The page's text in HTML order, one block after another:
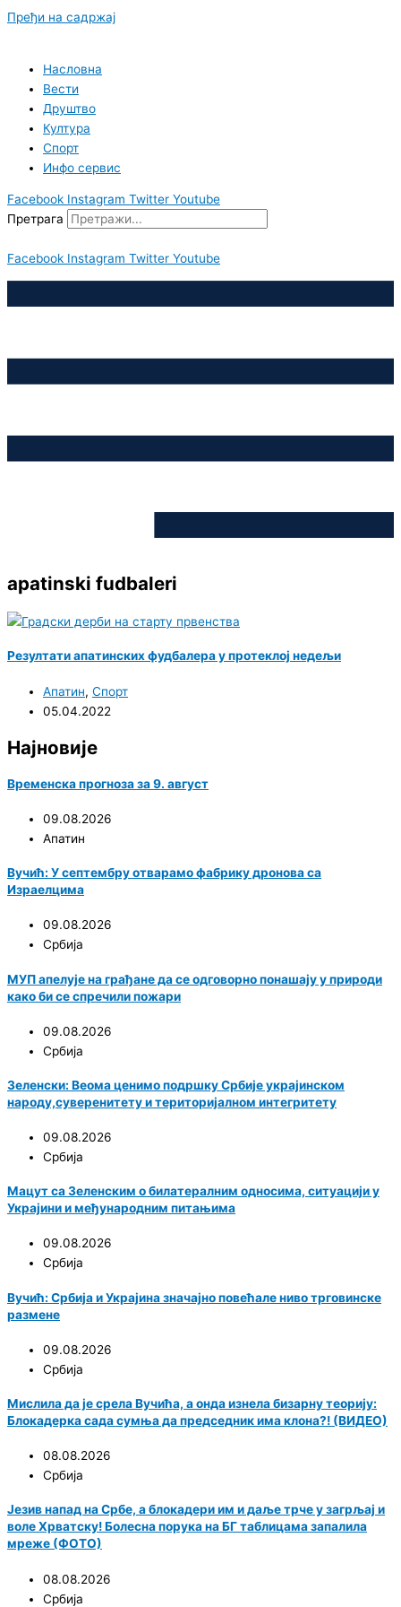
Пређи на садржај
Насловна
Вести
Друштво
Култура
Спорт
Инфо сервис
Facebook Instagram Twitter Youtube
Претрага
Facebook Instagram Twitter Youtube
apatinski fudbaleri
Резултати апатинских фудбалера у протеклој недељи
Апатин, Спорт
05.04.2022
Најновије
Временска прогноза за 9. август
09.08.2026
Апатин
Вучић: У септембру отварамо фабрику дронова са
Израелцима
09.08.2026
Србија
МУП апелује на грађане да се одговорно понашају у природи
како би се спречили пожари
09.08.2026
Србија
Зеленски: Веома ценимо подршку Србије украјинском
народу,суверенитету и територијалном интегритету
09.08.2026
Србија
Мацут са Зеленским о билатералним односима, ситуацији у
Украјини и међународним питањима
09.08.2026
Србија
Вучић: Србија и Украјина значајно повећале ниво трговинске
размене
09.08.2026
Србија
Мислила да је срела Вучића, а онда изнела бизарну теорију:
Блокадерка сада сумња да председник има клона?! (ВИДЕО)
08.08.2026
Србија
Језив напад на Србе, а блокадери им и даље трче у загрљај и
воле Хрватску! Болесна порука на БГ таблицама запалила
мреже (ФОТО)
08.08.2026
Србија